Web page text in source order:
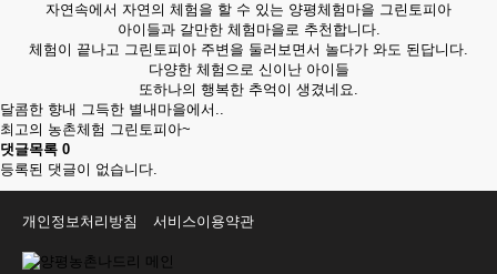
자연속에서 자연의 체험을 할 수 있는 양평체험마을 그린토피아
아이들과 갈만한 체험마을로 추천합니다.
체험이 끝나고 그린토피아 주변을 둘러보면서 놀다가 와도 된답니다.
다양한 체험으로 신이난 아이들
또하나의 행복한 추억이 생겼네요.
달콤한 향내 그득한 별내마을에서..
최고의 농촌체험 그린토피아~
댓글목록 0
등록된 댓글이 없습니다.
개인정보처리방침 서비스이용약관